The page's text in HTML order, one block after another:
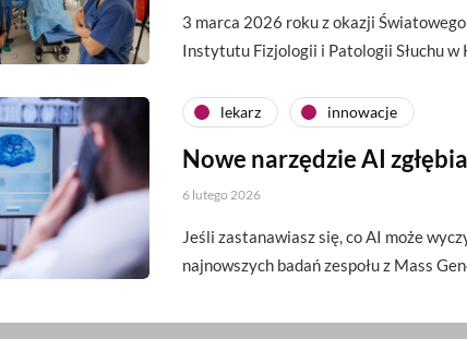
3 marca 2026 roku z okazji
Instytutu Fizjologii i Patologii Słuchu w
lekarz innowacje
Nowe narzędzie AI
6 lutego 2026
Jeśli zastanawiasz się, co AI może
najnowszych badań zespołu z Mass